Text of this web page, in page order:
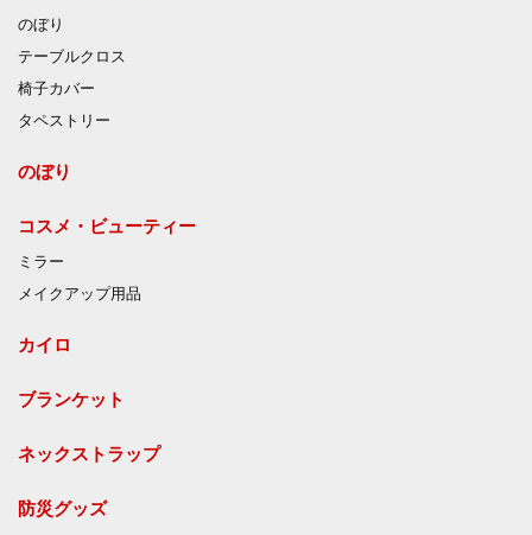
のぼり
テーブルクロス
椅子カバー
タペストリー
のぼり
コスメ・ビューティー
ミラー
メイクアップ用品
カイロ
ブランケット
ネックストラップ
防災グッズ